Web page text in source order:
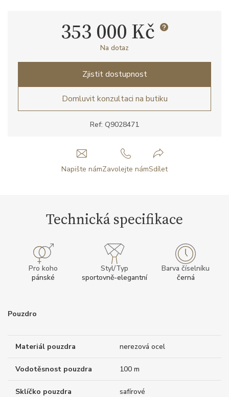
Ref: Q9028471
353 000 Kč
Na dotaz
Zjistit dostupnost
Domluvit konzultaci na butiku
Napište námZavolejte námSdílet
Technická specifikace
Pro koho
pánské
Styl/Typ
sportovně-elegantní
Barva číselníku
černá
Pouzdro
Materiál pouzdra nerezová ocel
Vodotěsnost pouzdra 100 m
Sklíčko pouzdra safírové